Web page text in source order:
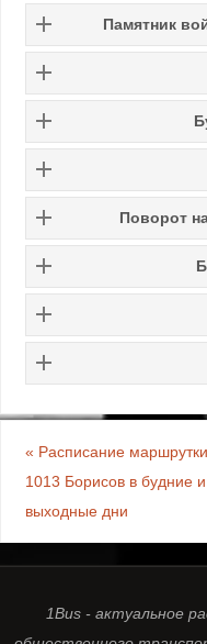
Памятник
Поворот
« Расписание маршрутки
1013 Борисов в будние и
выходные дни
1Bus - актуальное